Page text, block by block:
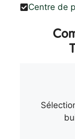
Centre de